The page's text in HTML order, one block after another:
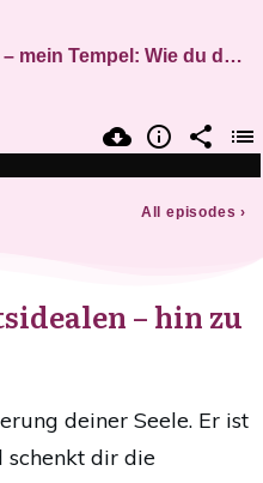
– hin zu
deiner Seele. Er ist
schenkt dir die